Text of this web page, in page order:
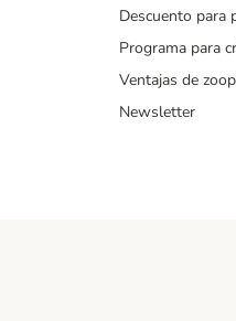
Descuento para
Programa para
Ventajas de
Newsletter